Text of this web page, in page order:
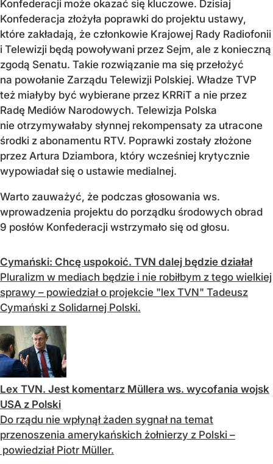
Konfederacji może okazać się kluczowe. Dzisiaj
Konfederacja złożyła poprawki do projektu ustawy,
które zakładają, że członkowie Krajowej Rady Radiofonii
i Telewizji będą powoływani przez Sejm, ale z konieczną
zgodą Senatu. Takie rozwiązanie ma się przełożyć
na powołanie Zarządu Telewizji Polskiej. Władze TVP
też miałyby być wybierane przez KRRiT a nie przez
Radę Mediów Narodowych. Telewizja Polska
nie otrzymywałaby słynnej rekompensaty za utracone
środki z abonamentu RTV. Poprawki zostały złożone
przez Artura Dziambora, który wcześniej krytycznie
wypowiadał się o ustawie medialnej.
Warto zauważyć, że podczas głosowania ws.
wprowadzenia projektu do porządku środowych obrad
9 posłów Konfederacji wstrzymało się od głosu.
Cymański: Chcę uspokoić. TVN dalej będzie działał
Pluralizm w mediach będzie i nie robiłbym z tego wielkiej
sprawy – powiedział o projekcie "lex TVN" Tadeusz
Cymański z Solidarnej Polski.
Lex TVN. Jest komentarz Müllera ws. wycofania wojsk
USA z Polski
Do rządu nie wpłynął żaden sygnał na temat
przenoszenia amerykańskich żołnierzy z Polski –
powiedział Piotr Müller.